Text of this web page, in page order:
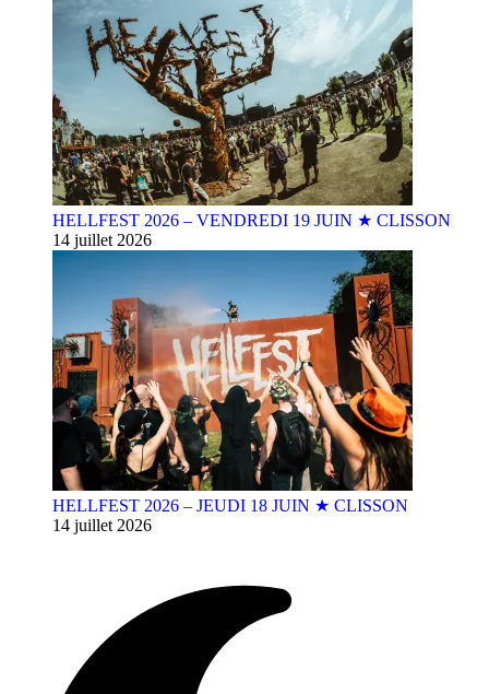
HELLFEST 2026 – VENDREDI 19 JUIN ★ CLISSON
14 juillet 2026
HELLFEST 2026 – JEUDI 18 JUIN ★ CLISSON
14 juillet 2026